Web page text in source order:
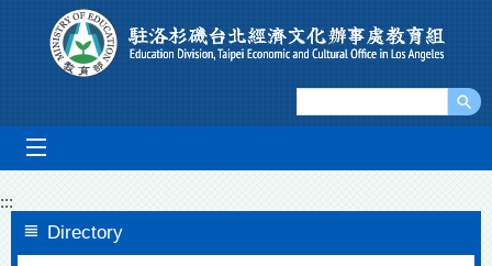
Go To Content
:::
Directory